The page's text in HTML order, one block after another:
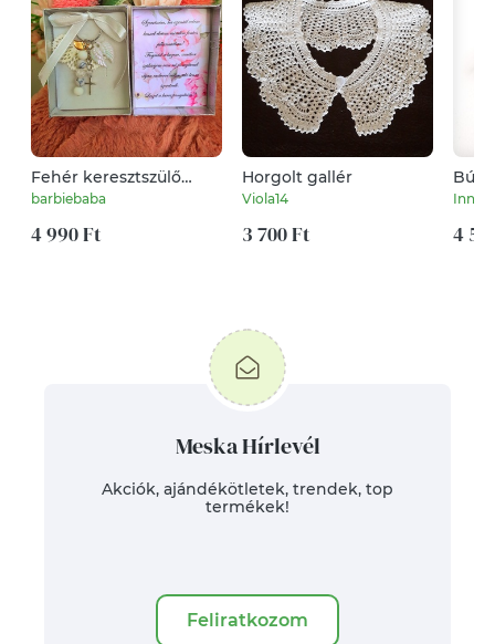
Fehér keresztszülő
dobozos felkérő
barbiebaba
4 990 Ft
Horgolt gallér
Viola14
3 700 Ft 4
Meska Hírlevél
Akciók, ajándékötletek, trendek, top
termékek!
Feliratkozom